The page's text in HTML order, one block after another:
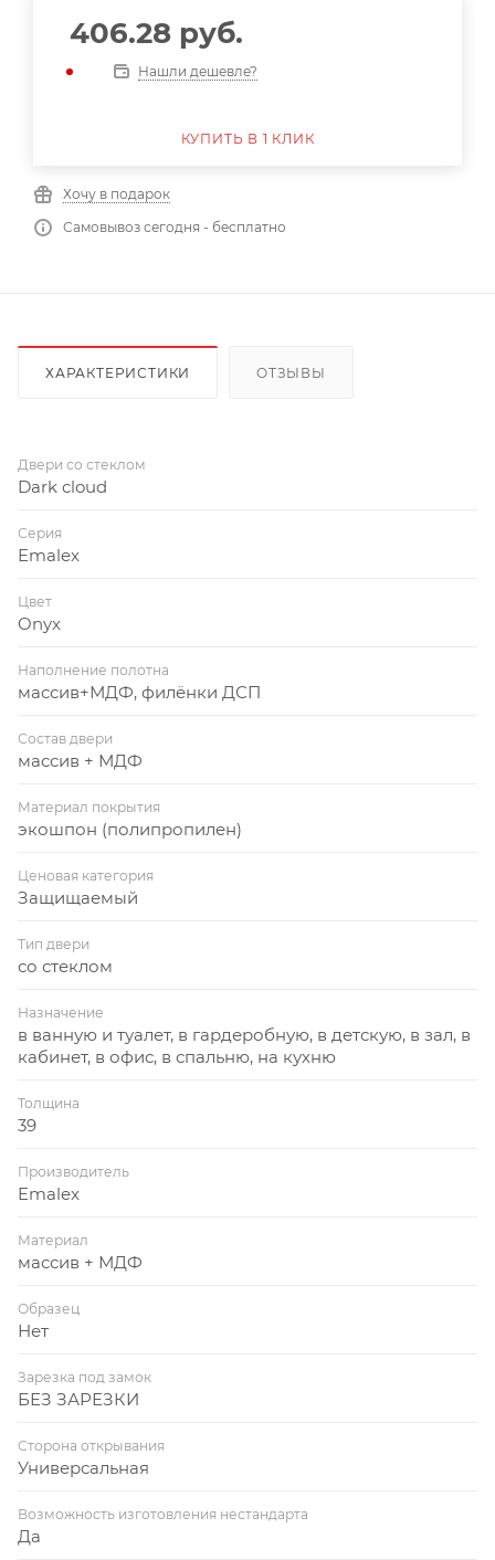
406.28 руб.
Нашли дешевле?
КУПИТЬ В 1 КЛИК
Хочу в подарок
Самовывоз сегодня - бесплатно
ХАРАКТЕРИСТИКИ ОТЗЫВЫ
Двери со стеклом
Dark cloud
Серия
Emalex
Цвет
Onyx
Наполнение полотна
массив+МДФ, филёнки ДСП
Состав двери
массив + МДФ
Материал покрытия
экошпон (полипропилен)
Ценовая категория
Защищаемый
Тип двери
со стеклом
Назначение
в ванную и туалет, в гардеробную, в детскую, в зал, в
кабинет, в офис, в спальню, на кухню
Толщина
39
Производитель
Emalex
Материал
массив + МДФ
Образец
Нет
Зарезка под замок
БЕЗ ЗАРЕЗКИ
Сторона открывания
Универсальная
Возможность изготовления нестандарта
Да